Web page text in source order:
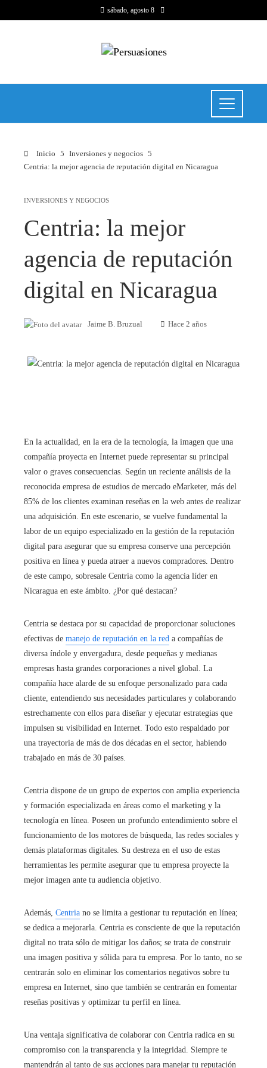
sábado, agosto 8
Inicio
Inversiones y negocios
Centria: la mejor agencia de reputación digital en Nicaragua
INVERSIONES Y NEGOCIOS
Centria: la mejor
agencia de reputación
digital en Nicaragua
Jaime B. Bruzual Hace 2 años
En la actualidad, en la era de la tecnología, la imagen que una
compañía proyecta en Internet puede representar su principal
valor o graves consecuencias. Según un reciente análisis de la
reconocida empresa de estudios de mercado eMarketer, más del
85% de los clientes examinan reseñas en la web antes de realizar
una adquisición. En este escenario, se vuelve fundamental la
labor de un equipo especializado en la gestión de la reputación
digital para asegurar que su empresa conserve una percepción
positiva en línea y pueda atraer a nuevos compradores. Dentro
de este campo, sobresale Centria como la agencia líder en
Nicaragua en este ámbito. ¿Por qué destacan?
Centria se destaca por su capacidad de proporcionar soluciones
efectivas de manejo de reputación en la red a compañías de
diversa índole y envergadura, desde pequeñas y medianas
empresas hasta grandes corporaciones a nivel global. La
compañía hace alarde de su enfoque personalizado para cada
cliente, entendiendo sus necesidades particulares y colaborando
estrechamente con ellos para diseñar y ejecutar estrategias que
impulsen su visibilidad en Internet. Todo esto respaldado por
una trayectoria de más de dos décadas en el sector, habiendo
trabajado en más de 30 países.
Centria dispone de un grupo de expertos con amplia experiencia
y formación especializada en áreas como el marketing y la
tecnología en línea. Poseen un profundo entendimiento sobre el
funcionamiento de los motores de búsqueda, las redes sociales y
demás plataformas digitales. Su destreza en el uso de estas
herramientas les permite asegurar que tu empresa proyecte la
mejor imagen ante tu audiencia objetivo.
Además, Centria no se limita a gestionar tu reputación en línea;
se dedica a mejorarla. Centria es consciente de que la reputación
digital no trata sólo de mitigar los daños; se trata de construir
una imagen positiva y sólida para tu empresa. Por lo tanto, no se
centrarán solo en eliminar los comentarios negativos sobre tu
empresa en Internet, sino que también se centrarán en fomentar
reseñas positivas y optimizar tu perfil en línea.
Una ventaja significativa de colaborar con Centria radica en su
compromiso con la transparencia y la integridad. Siempre te
mantendrán al tanto de sus acciones para manejar tu reputación